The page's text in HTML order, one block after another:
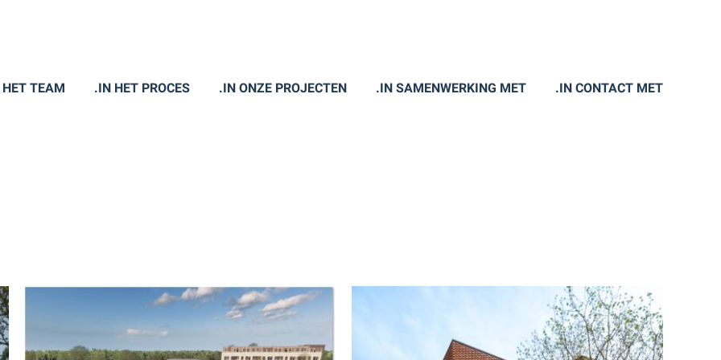
TEAM .IN HET PROCES .IN ONZE PROJECTEN .IN SAMENWERKING MET .IN CONTACT MET